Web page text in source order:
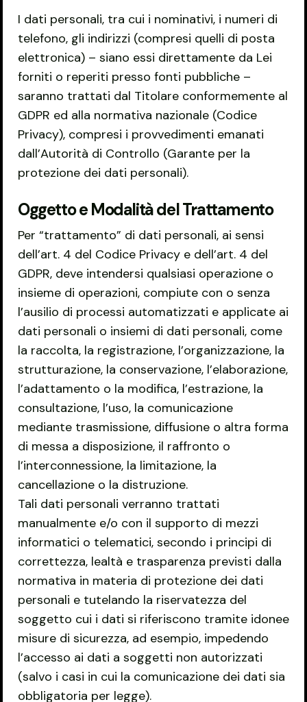
I dati personali, tra cui i nominativi, i numeri di
telefono, gli indirizzi (compresi quelli di posta
elettronica) – siano essi direttamente da Lei
forniti o reperiti presso fonti pubbliche –
saranno trattati dal Titolare conformemente al
GDPR ed alla normativa nazionale (Codice
Privacy), compresi i provvedimenti emanati
dall’Autorità di Controllo (Garante per la
protezione dei dati personali).
Oggetto e Modalità del Trattamento
Per “trattamento” di dati personali, ai sensi
dell’art. 4 del Codice Privacy e dell’art. 4 del
GDPR, deve intendersi qualsiasi operazione o
insieme di operazioni, compiute con o senza
l’ausilio di processi automatizzati e applicate ai
dati personali o insiemi di dati personali, come
la raccolta, la registrazione, l’organizzazione, la
strutturazione, la conservazione, l’elaborazione,
l’adattamento o la modifica, l’estrazione, la
consultazione, l’uso, la comunicazione
mediante trasmissione, diffusione o altra forma
di messa a disposizione, il raffronto o
l’interconnessione, la limitazione, la
cancellazione o la distruzione.
Tali dati personali verranno trattati
manualmente e/o con il supporto di mezzi
informatici o telematici, secondo i principi di
correttezza, lealtà e trasparenza previsti dalla
normativa in materia di protezione dei dati
personali e tutelando la riservatezza del
soggetto cui i dati si riferiscono tramite idonee
misure di sicurezza, ad esempio, impedendo
l’accesso ai dati a soggetti non autorizzati
(salvo i casi in cui la comunicazione dei dati sia
obbligatoria per legge).